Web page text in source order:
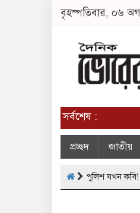
বৃহস্পতিবার, ০৬
সর্বশেষ :
প্রচ্ছদ জাতীয়
পুলিশ যখন কবি!